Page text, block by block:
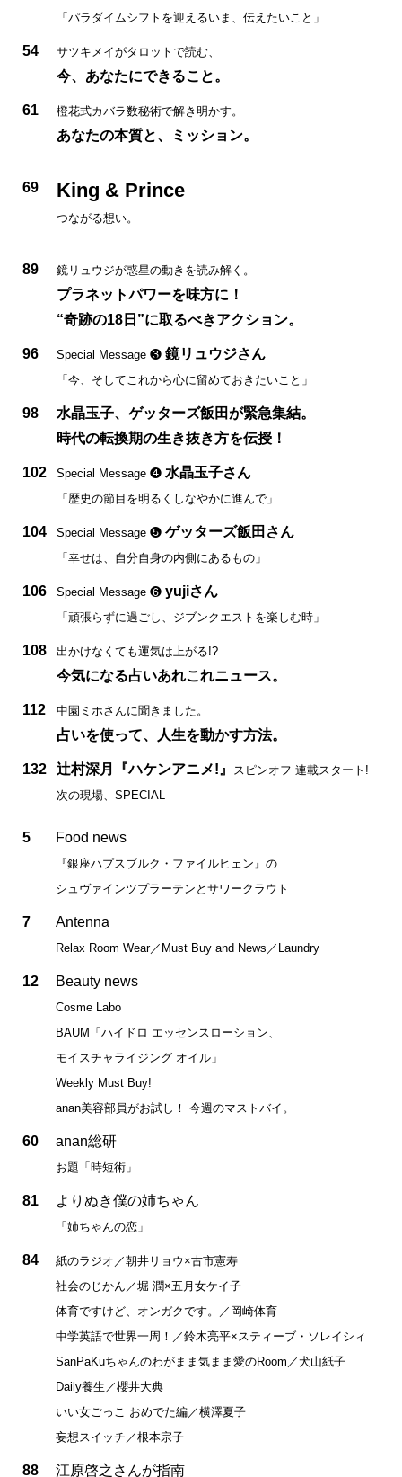
「パラダイムシフトを迎えるいま、伝えたいこと」
54 サツキメイがタロットで読む、
今、あなたにできること。
61 橙花式カバラ数秘術で解き明かす。
あなたの本質と、ミッション。
69 King & Prince
つながる想い。
89 鏡リュウジが惑星の動きを読み解く。
プラネットパワーを味方に！
“奇跡の18日”に取るべきアクション。
96 Special Message ❸ 鏡リュウジさん
「今、そしてこれから心に留めておきたいこと」
98
水晶玉子、ゲッターズ飯田が緊急集結。
時代の転換期の生き抜き方を伝授！
102 Special Message ❹ 水晶玉子さん
「歴史の節目を明るくしなやかに進んで」
104 Special Message ❺ ゲッターズ飯田さん
「幸せは、自分自身の内側にあるもの」
106 Special Message ❻ yujiさん
「頑張らずに過ごし、ジブンクエストを楽しむ時」
108 出かけなくても運気は上がる!?
今気になる占いあれこれニュース。
112 中園ミホさんに聞きました。
占いを使って、人生を動かす方法。
132 辻村深月『ハケンアニメ!』
スピンオフ 連載スタート!
次の現場、SPECIAL
5 Food news
『銀座ハプスブルク・ファイルヒェン』の
シュヴァインツプラーテンとサワークラウト
7 Antenna
Relax Room Wear／Must Buy and News／Laundry
12 Beauty news
Cosme Labo
BAUM「ハイドロ エッセンスローション、
モイスチャライジング オイル」
Weekly Must Buy!
anan美容部員がお試し！ 今週のマストバイ。
60 anan総研
お題「時短術」
81 よりぬき僕の姉ちゃん
「姉ちゃんの恋」
84
紙のラジオ／朝井リョウ×古市憲寿
社会のじかん／堀 潤×五月女ケイ子
体育ですけど、オンガクです。／岡崎体育
中学英語で世界一周！／鈴木亮平×スティーブ・ソレイシィ
SanPaKuちゃんのわがまま気まま愛のRoom／犬山紙子
Daily養生／櫻井大典
いい女ごっこ おめでた編／横澤夏子
妄想スイッチ／根本宗子
88 江原啓之さんが指南